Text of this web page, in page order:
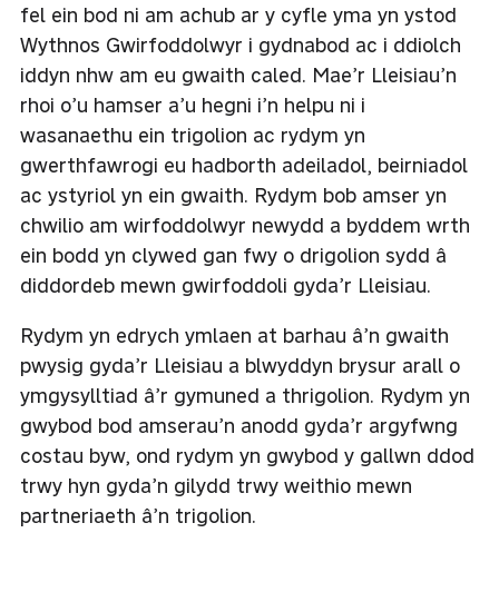
fel ein bod ni am achub ar y cyfle yma yn ystod
Wythnos Gwirfoddolwyr i gydnabod ac i ddiolch
iddyn nhw am eu gwaith caled. Mae’r Lleisiau’n
rhoi o’u hamser a’u hegni i’n helpu ni i
wasanaethu ein trigolion ac rydym yn
gwerthfawrogi eu hadborth adeiladol, beirniadol
ac ystyriol yn ein gwaith. Rydym bob amser yn
chwilio am wirfoddolwyr newydd a byddem wrth
ein bodd yn clywed gan fwy o drigolion sydd â
diddordeb mewn gwirfoddoli gyda’r Lleisiau.
Rydym yn edrych ymlaen at barhau â’n gwaith
pwysig gyda’r Lleisiau a blwyddyn brysur arall o
ymgysylltiad â’r gymuned a thrigolion. Rydym yn
gwybod bod amserau’n anodd gyda’r argyfwng
costau byw, ond rydym yn gwybod y gallwn ddod
trwy hyn gyda’n gilydd trwy weithio mewn
partneriaeth â’n trigolion.